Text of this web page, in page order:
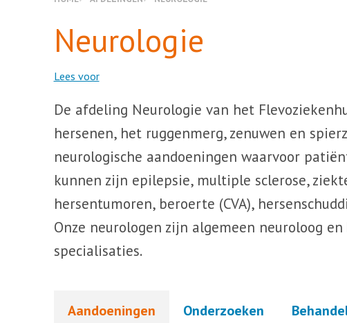
Neurologie
Lees voor
De afdeling Neurologie van het
hersenen, het ruggenmerg, zenuwen en
neurologische aandoeningen waarvoor
kunnen zijn epilepsie, multiple sclerose,
hersentumoren, beroerte (CVA),
Onze neurologen zijn algemeen neuroloog
specialisaties.
Aandoeningen Onderzoeken